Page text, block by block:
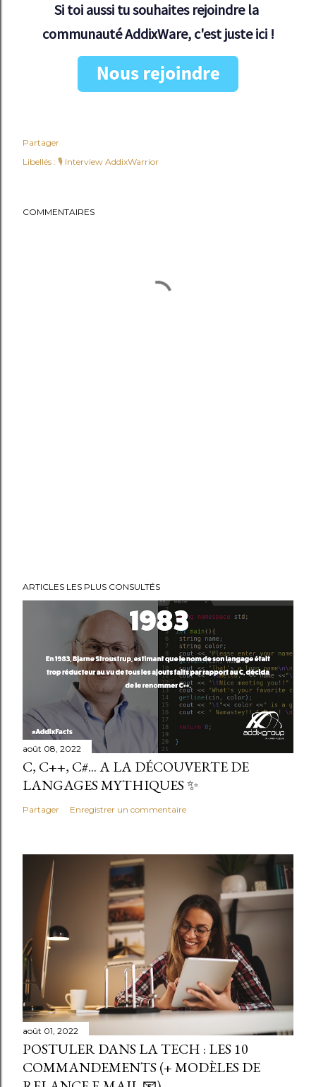
Si toi aussi tu souhaites rejoindre la
communauté AddixWare, c'est juste ici !
Partager
Libellés : 🎙️ Interview AddixWarrior
COMMENTAIRES
ARTICLES LES PLUS CONSULTÉS
août 08, 2022
C, C++, C#... A LA DÉCOUVERTE DE
LANGAGES MYTHIQUES ✨
Partager Enregistrer un commentaire
août 01, 2022
POSTULER DANS LA TECH : LES 10
COMMANDEMENTS (+ MODÈLES DE